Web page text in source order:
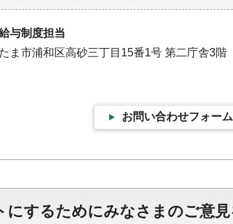
与制度担当
ま市浦和区高砂三丁目15番1号 第二庁舎3階
お問い合わせフォーム
にするためにみなさまのご意